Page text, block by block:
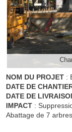
NOM DU PROJET :
DATE DE
DATE DE
IMPACT :
Abattage de 7 arbres